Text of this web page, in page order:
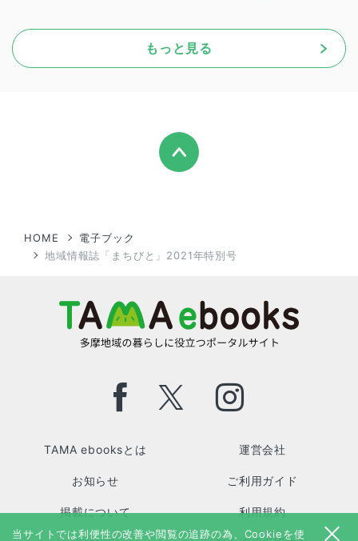
もっと見る
HOME
電子ブック
地域情報誌「まちびと」2021年特別号
TAMA ebooksとは 運営会社
お知らせ ご利用ガイド
掲載について 利用規約
当サイトでは利便性の改善や閲覧の追跡の為、Cookieを使